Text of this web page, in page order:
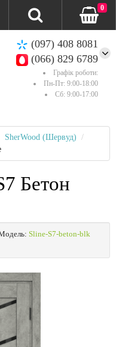
(097) 408 8081
(066) 829 6789
Графік роботи:
Пн-Пт: 9:00-18:00
Сб: 9:00-17:00
0
SherWood (Шервуд)
Бетон
Sline-S7-beton-blk